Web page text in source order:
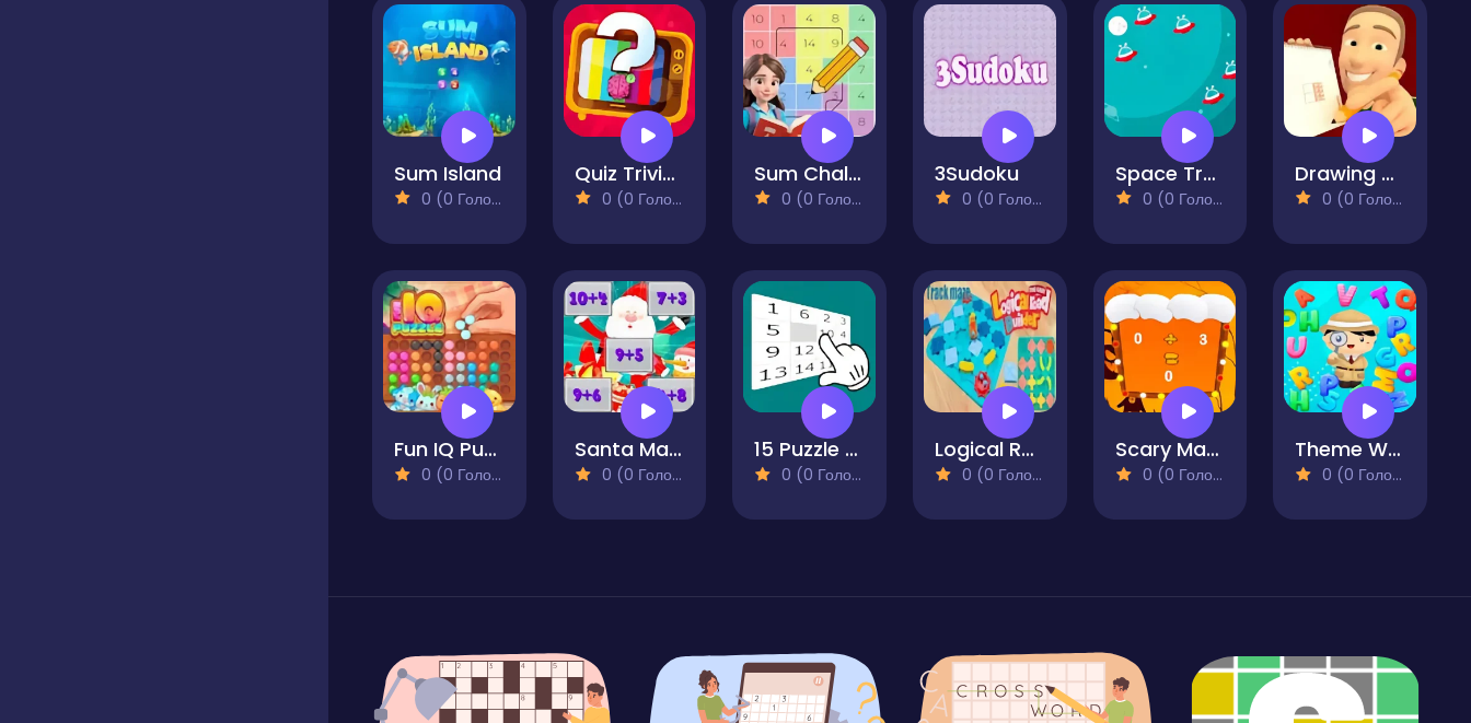
Sum Island
0 (0 Голосів)
Quiz Trivia Guess The Animal Music Flags
0 (0 Голосів)
Sum Challenge Number Grid
0 (0 Голосів)
3Sudoku
0 (0 Голосів)
Space Traffic
0 (0 Голосів)
Drawing Squares
0 (0 Голосів)
Fun IQ Puzzle
0 (0 Голосів)
Santa Math Game
0 (0 Голосів)
15 Puzzle - Collect numbers
0 (0 Голосів)
Logical Road Builder
0 (0 Голосів)
Scary Math
0 (0 Голосів)
Theme Words
0 (0 Голосів)